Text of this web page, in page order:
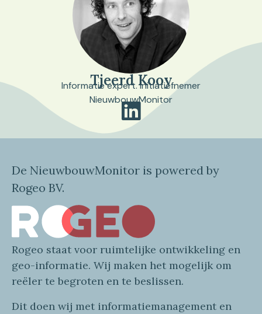
Tjeerd Kooy
Informatie expert. Initiatiefnemer
NieuwbouwMonitor
De NieuwbouwMonitor is powered by
Rogeo BV.
Rogeo staat voor ruimtelijke ontwikkeling en
geo-informatie. Wij maken het mogelijk om
reëler te begroten en te beslissen.
Dit doen wij met informatiemanagement en